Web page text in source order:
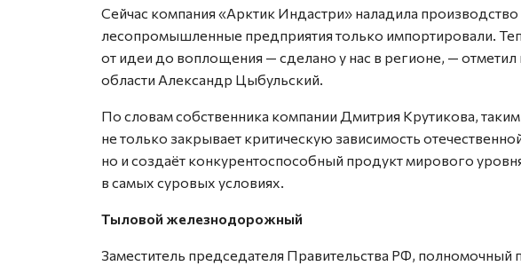
Сейчас компания «Арктик Индастри» наладила
лесопромышленные предприятия только импортировали.
от идеи до воплощения — сделано у нас в регионе, —
области Александр Цыбульский.
По словам собственника компании Дмитрия Крутикова,
не только закрывает критическую зависимость
но и создаёт конкурентоспособный продукт мирового
в самых суровых условиях.
Тыловой железнодорожный
Заместитель председателя Правительства РФ, полномочный